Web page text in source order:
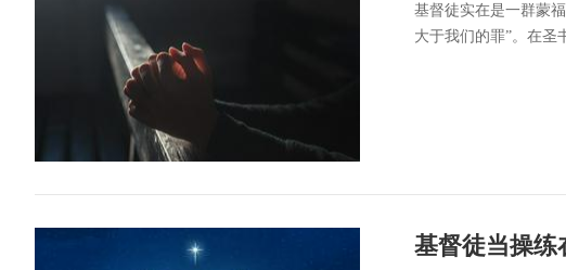
基督徒实在是一群蒙
大于我们的罪”。在圣
基督徒当操练